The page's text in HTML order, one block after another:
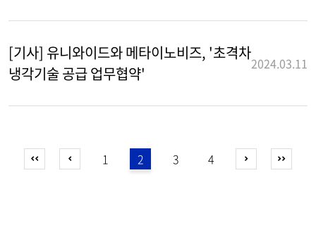
[기사] 유니와이드와 메타이노비즈, '초격차
냉각기술 공급 업무협약'
2024.03.11
1 2 3 4